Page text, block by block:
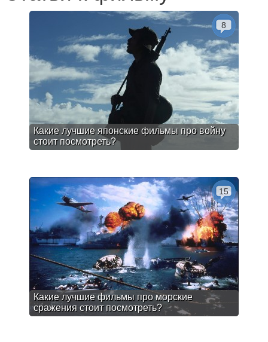
Какие лучшие японские фильмы про войну
стоит посмотреть?
8
Какие лучшие фильмы про морские
сражения стоит посмотреть?
15